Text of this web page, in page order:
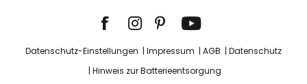
Datenschutz-Einstellungen Impressum AGB
Datenschutz
Hinweis zur Batterieentsorgung